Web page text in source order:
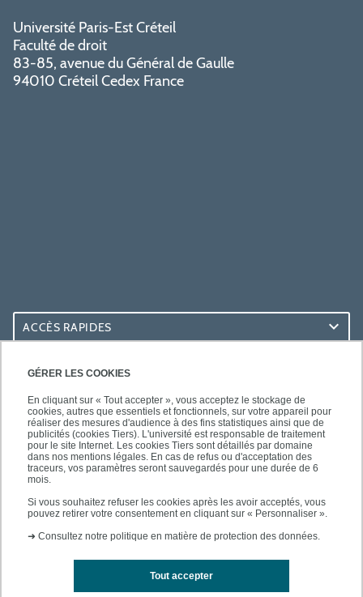
GÉRER LES COOKIES
En cliquant sur « Tout accepter », vous acceptez le stockage de
cookies, autres que essentiels et fonctionnels, sur votre appareil pour
réaliser des mesures d'audience à des fins statistiques ainsi que de
publicités (cookies Tiers). L'université est responsable de traitement
pour le site Internet. Les cookies Tiers sont détaillés par domaine
dans nos mentions légales. En cas de refus ou d'acceptation des
traceurs, vos paramètres seront sauvegardés pour une durée de 6
mois.
Si vous souhaitez refuser les cookies après les avoir acceptés, vous
pouvez retirer votre consentement en cliquant sur « Personnaliser ».
➜ Consultez notre politique en matière de protection des données.
Tout accepter
Université Paris-Est Créteil
Faculté de droit
83-85, avenue du Général de Gaulle
94010 Créteil Cedex France
ACCÈS RAPIDES
ACCÈS PRATIQUES
SUIVEZ-NOUS
Contacts